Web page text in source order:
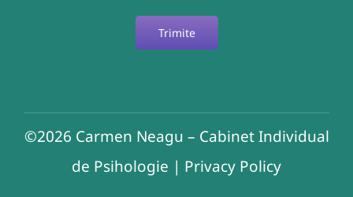
Trimite
©2026 Carmen Neagu – Cabinet Individual
de Psihologie | Privacy Policy